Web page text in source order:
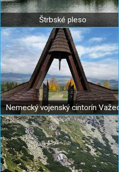
Štrbské pleso
Nemecký vojenský cintorín Važec